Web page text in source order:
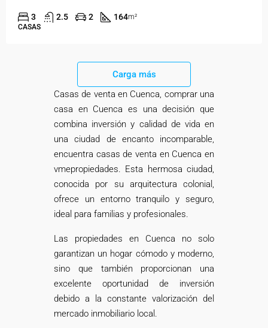
3 2.5 2 164m²
CASAS
Carga más
Casas de venta en Cuenca, comprar una
casa en Cuenca es una decisión que
combina inversión y calidad de vida en
una ciudad de encanto incomparable,
encuentra casas de venta en Cuenca en
vmepropiedades. Esta hermosa ciudad,
conocida por su arquitectura colonial,
ofrece un entorno tranquilo y seguro,
ideal para familias y profesionales.
Las propiedades en Cuenca no solo
garantizan un hogar cómodo y moderno,
sino que también proporcionan una
excelente oportunidad de inversión
debido a la constante valorización del
mercado inmobiliario local.